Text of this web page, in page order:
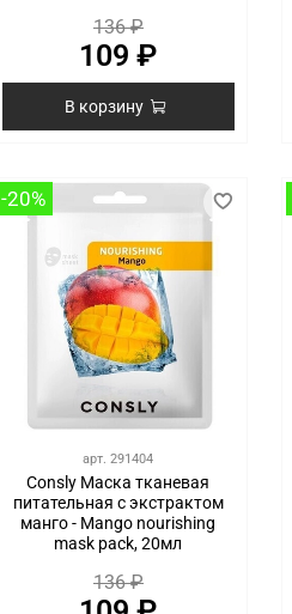
136 ₽
109 ₽
В корзину
-20%
арт.291404
Consly Маска тканевая
питательная с экстрактом
манго - Mango nourishing
mask pack, 20мл
136 ₽